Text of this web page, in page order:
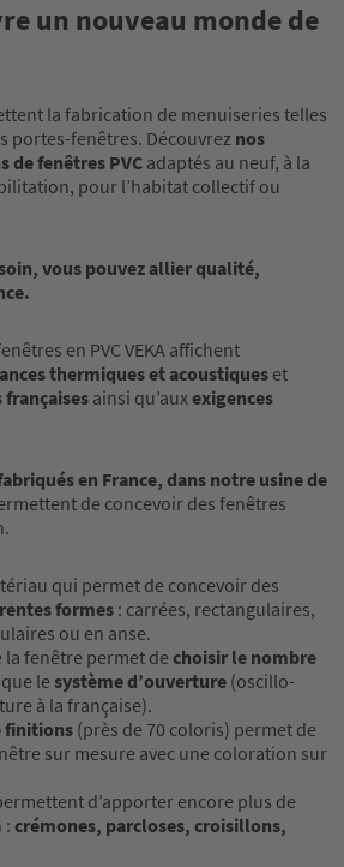
un nouveau monde de
la fabrication de menuiseries telles
portes-fenêtres. Découvrez nos
de fenêtres PVC adaptés au neuf, à la
pour l’habitat collectif ou
vous pouvez allier qualité,
en PVC VEKA affichent
thermiques et acoustiques et
françaisesainsi qu’auxexigences
en France, dans notre usine de
de concevoir des fenêtres
qui permet de concevoir des
formes : carrées, rectangulaires,
ou en anse.
la fenêtre permet dechoisir le nombre
lesystème d’ouverture (oscillo-
à la française).
finitions (près de 70 coloris) permet de
sur mesure avec une coloration sur
d’apporter encore plus de
: crémones, parcloses, croisillons,